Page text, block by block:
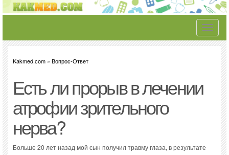
Toggle
Kakmed.com » Вопрос-Ответ
Есть ли прорыв в лечении
атрофии зрительного
нерва?
Больше 20 лет назад мой сын получил травму глаза, в результате